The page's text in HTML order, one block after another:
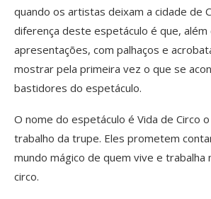
quando os artistas deixam a cidade de
diferença deste espetáculo é que, além
apresentações, com palhaços e
mostrar pela primeira vez o que se
bastidores do espetáculo.
O nome do espetáculo é Vida de Circo
trabalho da trupe. Eles prometem
mundo mágico de quem vive e
circo.